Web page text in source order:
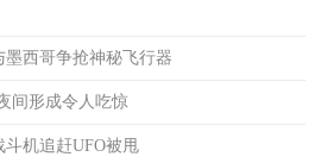
不止一处，大概有七八个亮光的样
的。
生了变化，起初是排成一条线，后
就说了，这些亮光的旁边还有一个
西哥争抢神秘飞行器
间形成令人吃惊
机追赶UFO被甩